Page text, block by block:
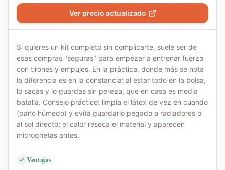
Ver precio actualizado
Si quieres un kit completo sin complicarte, suele ser de
esas compras "seguras" para empezar a entrenar fuerza
con tirones y empujes. En la práctica, donde más se nota
la diferencia es en la constancia: al estar todo en la bolsa,
lo sacas y lo guardas sin pereza, que en casa es media
batalla. Consejo práctico: limpia el látex de vez en cuando
(paño húmedo) y evita guardarlo pegado a radiadores o
al sol directo; el calor reseca el material y aparecen
microgrietas antes.
Ventajas